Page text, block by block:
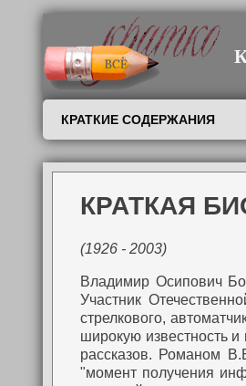
КРАТКИЕ СОДЕРЖАНИЯ
КРАТКАЯ
(1926 - 2003)
Владимир Осипович
Участник
стрелкового,
широкую известность
рассказов. Романом
"момент получения